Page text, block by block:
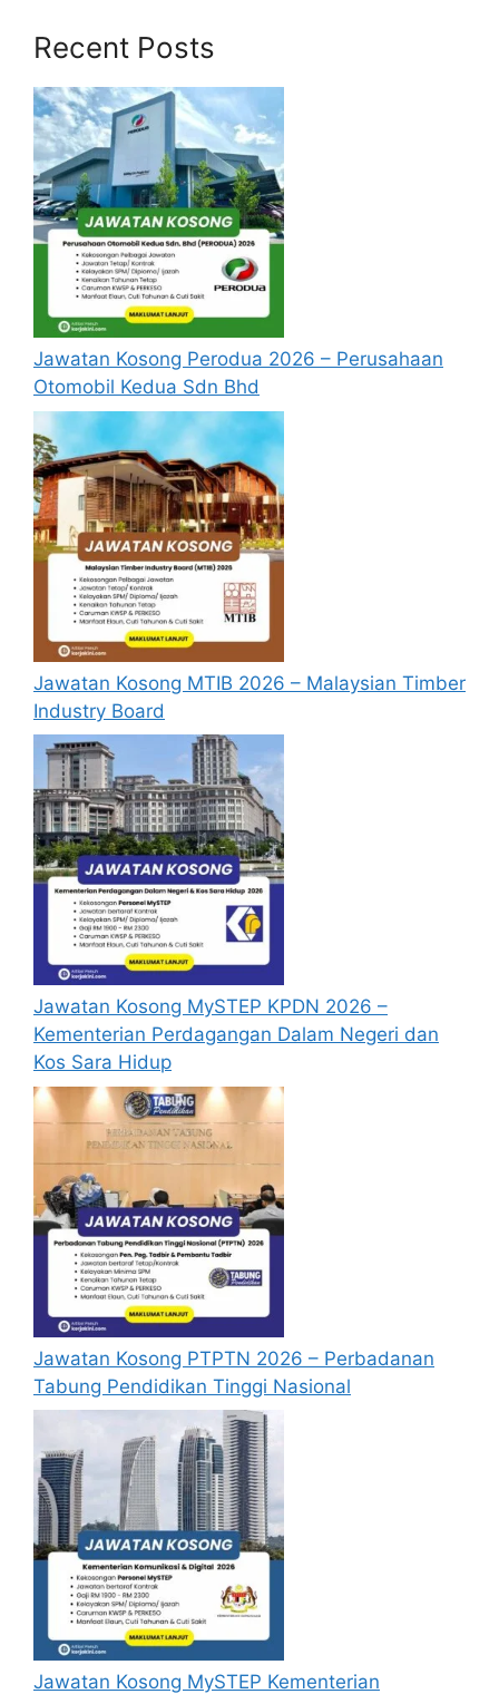
Tempatan 1976) 2002
Perintah Wilayah Persekutuan Putrajaya
(Pengubahsuaian Jalan, Saliran dan
Bangunan 1974)
Perintah Wilayah Persekutuan Putrajaya
(Pengubahsuaian Akta Perancangan
Bandar dan Desa 1976)
Fungsi Perbadanan Putrajaya
(PPj)
Untuk melaksanakan semua fungsi
kerajaan tempatan di Wilayah
Persekutuan Putrajaya.
Untuk menggalakkan, merangsang,
memudahkan dan mengusahakan
pembangunan komersial, infrastruktur
dan pembangunan kediaman di kawasan
tersebut.
Untuk menggalakkan, merangsang dan
mengusahakan pembangunan ekonomi
dan sosial di kawasan tersebut.
Untuk mengawal dan menyelaraskan
prestasi aktiviti di atas di kawasan
tersebut.
Melambangkan keharmonian antara
manusia, pembangunan dan
persekitaran.
Struktur organik hijau melambangkan
alam sekitar.
Struktur statik persegi melambangkan
pembangunan sebuah bandar.
Reka bentuk keseluruhan melambangkan
persekitaran dinamik yang berfungsi
sebagai Pusat Pentadbiran Kerajaan
Persekutuan.
Senarai Jawatan Kosong
Perbadanan Putrajaya
Pegawai Teknologi Maklumat Gred F41
Pegawai Undang-Undang Gred L41
Penolong Pegawai Teknologi Maklumat
Gred FA29
Penolong Pegawai Penilaian Gred W29
Pembantu Tadbir (Perkeranian/Operasi)
Gred N19
Pembantu Penguat Kuasa Gred KP19
Baca Juga :
Guru Ganti Sekolah Rendah &
Menengah Tahun 2024
Cara Renew Lesen & Roadtax Digital
Online
Rawatan Perubatan Percuma MADANI
2024
Syarat Asas Permohonan PPj
Recent Posts
Jawatan Kosong Perodua 2026 – Perusahaan
Otomobil Kedua Sdn Bhd
Jawatan Kosong MTIB 2026 – Malaysian Timber
Industry Board
Jawatan Kosong MySTEP KPDN 2026 –
Kementerian Perdagangan Dalam Negeri dan
Kos Sara Hidup
Jawatan Kosong PTPTN 2026 – Perbadanan
Tabung Pendidikan Tinggi Nasional
Jawatan Kosong MySTEP Kementerian